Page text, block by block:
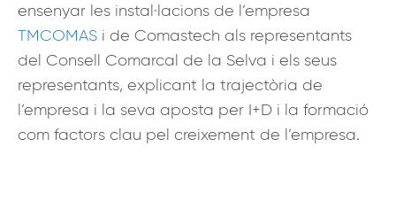
ensenyar les instal·lacions de l’empresa
TMCOMAS i de Comastech als representants
del Consell Comarcal de la Selva i els seus
representants, explicant la trajectòria de
l’empresa i la seva aposta per I+D i la formació
com factors clau pel creixement de l’empresa.